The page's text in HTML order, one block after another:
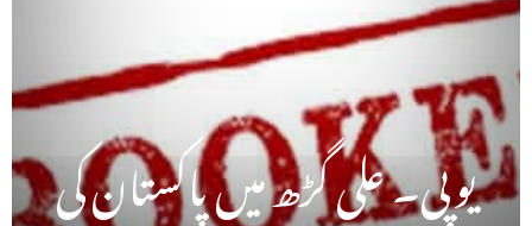
یوپی۔ علی گڑھ میں پاکستان کی